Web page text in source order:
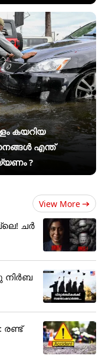
കയറിയ
എന്ത്
?
View More
ചർ
നിർബ